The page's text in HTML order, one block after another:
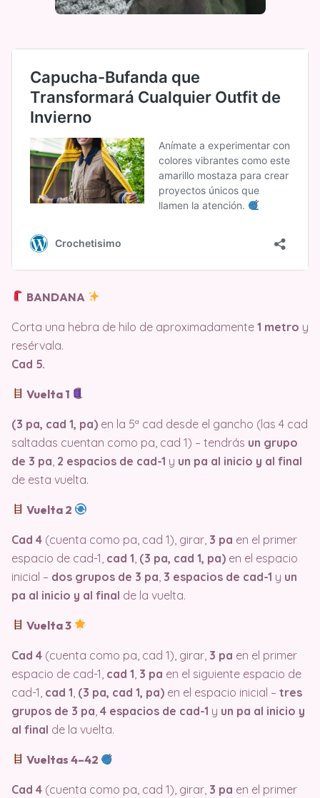
BANDANA
Corta una hebra de hilo de aproximadamente 1 metro y
resérvala.
Cad 5.
Vuelta 1
(3 pa, cad 1, pa) en la 5ª cad desde el gancho (las 4 cad
saltadas cuentan como pa, cad 1) – tendrás un grupo
de 3 pa 2 espacios de cad-1 y un pa al inicio y al final
de esta vuelta.
Vuelta 2
Cad 4 (cuenta como pa, cad 1), girar, 3 pa en el primer
espacio de cad-1, cad 1 (3 pa, cad 1, pa) en el espacio
inicial – dos grupos de 3 pa 3 espacios de cad-1 y un
pa al inicio y al final de la vuelta.
Vuelta 3
Cad 4 (cuenta como pa, cad 1), girar, 3 pa en el primer
espacio de cad-1, cad 1 3 pa en el siguiente espacio de
cad-1, cad 1 (3 pa, cad 1, pa) en el espacio inicial – tres
grupos de 3 pa 4 espacios de cad-1 y un pa al inicio y
al final de la vuelta.
Vueltas 4–42
Cad 4 (cuenta como pa, cad 1), girar, 3 pa en el primer